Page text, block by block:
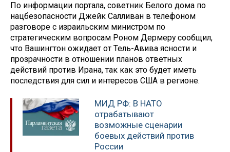
По информации портала, советник Белого дома по
нацбезопасности Джейк Салливан в телефоном
разговоре с израильским министром по
стратегическим вопросам Роном Дермеру сообщил,
что Вашингтон ожидает от Тель-Авива ясности и
прозрачности в отношении планов ответных
действий против Ирана, так как это будет иметь
последствия для сил и интересов США в регионе.
МИД РФ: В НАТО
отрабатывают
возможные сценарии
боевых действий против
России